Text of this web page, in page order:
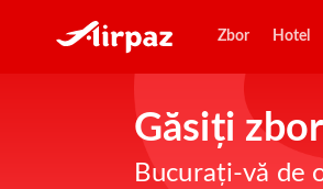
Zbor Hotel
Găsiți
Bucurați-vă de